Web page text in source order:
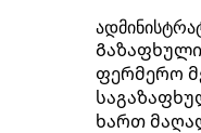
ფერმერო
ხართ